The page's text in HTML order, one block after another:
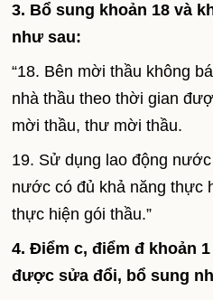
3. Bổ sung khoản 18 và
như sau:
“18. Bên mời thầu không
nhà thầu theo thời gian
mời thầu, thư mời thầu.
19. Sử dụng lao động
nước có đủ khả năng thực
thực hiện gói thầu.”
4. Điểm c, điểm đ khoản
được sửa đổi, bổ sung